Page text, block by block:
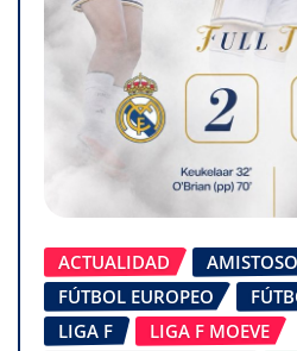
ACTUALIDAD AMISTOSO
FÚTBOL EUROPEO
LIGA F
LIGA F MOEVE